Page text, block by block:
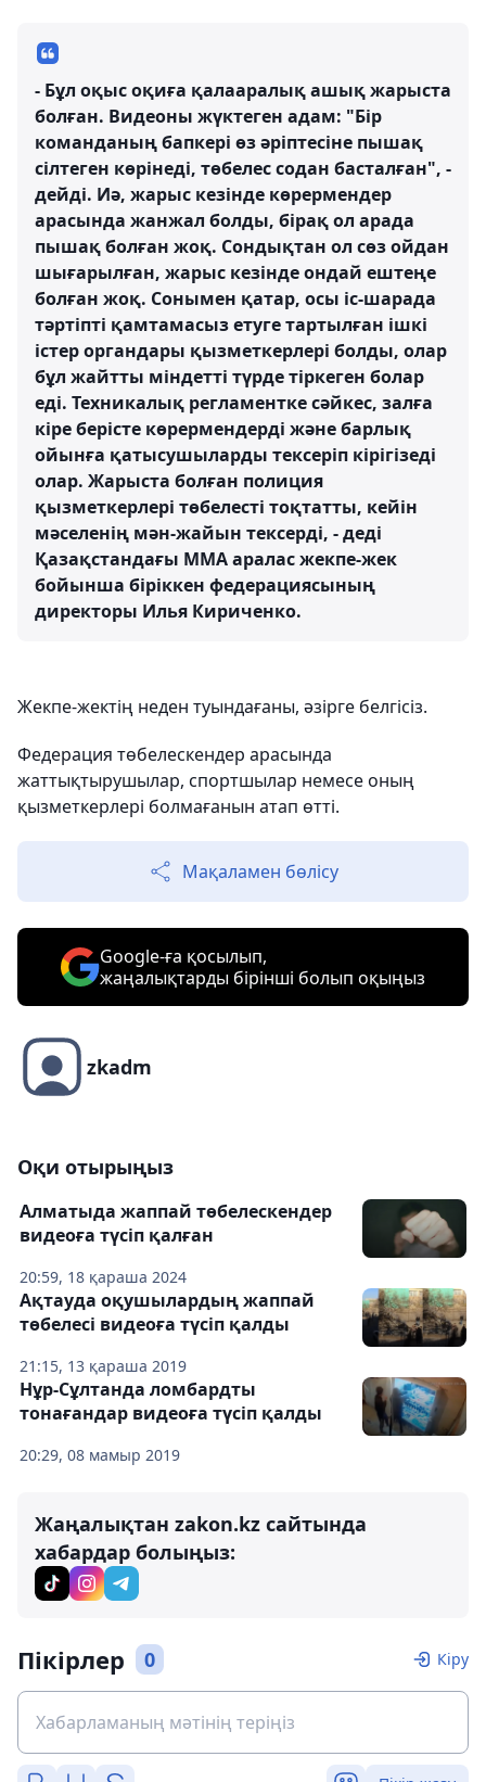
- Бұл оқыс оқиға қалааралық ашық жарыста
болған. Видеоны жүктеген адам: "Бір
команданың бапкері өз әріптесіне пышақ
сілтеген көрінеді, төбелес содан басталған", -
дейді. Иә, жарыс кезінде көрермендер
арасында жанжал болды, бірақ ол арада
пышақ болған жоқ. Сондықтан ол сөз ойдан
шығарылған, жарыс кезінде ондай ештеңе
болған жоқ. Сонымен қатар, осы іс-шарада
тәртіпті қамтамасыз етуге тартылған ішкі
істер органдары қызметкерлері болды, олар
бұл жайтты міндетті түрде тіркеген болар
еді. Техникалық регламентке сәйкес, залға
кіре берісте көрермендерді және барлық
ойынға қатысушыларды тексеріп кірігізеді
олар. Жарыста болған полиция
қызметкерлері төбелесті тоқтатты, кейін
мәселенің мән-жайын тексерді, - деді
Қазақстандағы ММА аралас жекпе-жек
бойынша біріккен федерациясының
директоры Илья Кириченко.
Жекпе-жектің неден туындағаны, әзірге белгісіз.
Федерация төбелескендер арасында
жаттықтырушылар, спортшылар немесе оның
қызметкерлері болмағанын атап өтті.
Мақаламен бөлісу
Google-ға қосылып,
жаңалықтарды бірінші болып оқыңыз
zkadm
Оқи отырыңыз
20:59, 18 қараша 2024
Алматыда жаппай төбелескендер
видеоға түсіп қалған
21:15, 13 қараша 2019
Ақтауда оқушылардың жаппай
төбелесі видеоға түсіп қалды
20:29, 08 мамыр 2019
Нұр-Сұлтанда ломбардты
тонағандар видеоға түсіп қалды
Жаңалықтан zakon.kz сайтында
хабардар болыңыз:
Пікірлер 0 Кіру